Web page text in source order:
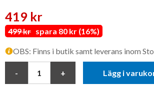
419 kr
499 kr spara 80 kr (16%)
OBS: Finns i butik samt leverans inom
Lägg i